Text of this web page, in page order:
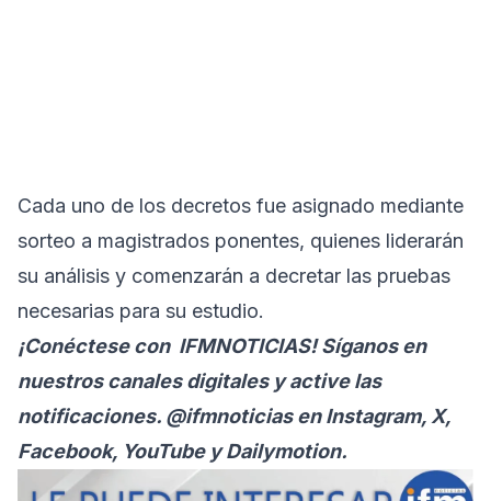
Cada uno de los decretos fue asignado mediante
sorteo a magistrados ponentes, quienes liderarán
su análisis y comenzarán a decretar las pruebas
necesarias para su estudio.
¡Conéctese con IFMNOTICIAS! Síganos en
nuestros canales digitales y active las
notificaciones. @ifmnoticias en Instagram, X,
Facebook, YouTube y Dailymotion.